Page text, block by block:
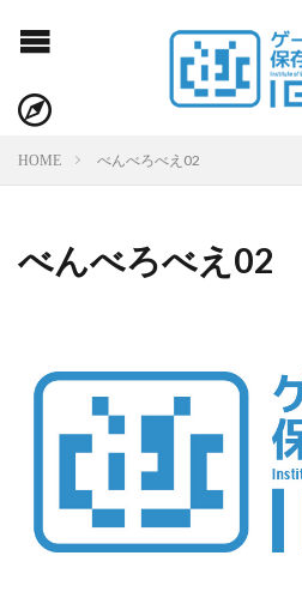
HOME べんべろべえ02
べんべろべえ02